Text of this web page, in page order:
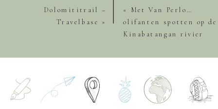
« Met Van Perlo…
olifanten spotten op de
Kinabatangan rivier
Dolomititrail –
Travelbase »